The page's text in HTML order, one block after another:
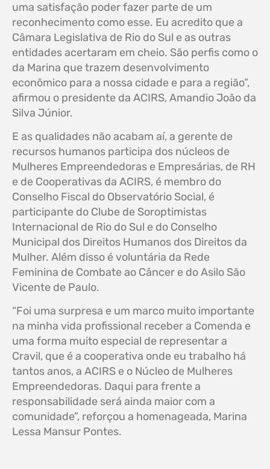
uma satisfação poder fazer parte de um
reconhecimento como esse. Eu acredito que a
Câmara Legislativa de Rio do Sul e as outras
entidades acertaram em cheio. São perfis como o
da Marina que trazem desenvolvimento
econômico para a nossa cidade e para a região”,
afirmou o presidente da ACIRS, Amandio João da
Silva Júnior.
E as qualidades não acabam aí, a gerente de
recursos humanos participa dos núcleos de
Mulheres Empreendedoras e Empresárias, de RH
e de Cooperativas da ACIRS, é membro do
Conselho Fiscal do Observatório Social, é
participante do Clube de Soroptimistas
Internacional de Rio do Sul e do Conselho
Municipal dos Direitos Humanos dos Direitos da
Mulher. Além disso é voluntária da Rede
Feminina de Combate ao Câncer e do Asilo São
Vicente de Paulo.
“Foi uma surpresa e um marco muito importante
na minha vida profissional receber a Comenda e
uma forma muito especial de representar a
Cravil, que é a cooperativa onde eu trabalho há
tantos anos, a ACIRS e o Núcleo de Mulheres
Empreendedoras. Daqui para frente a
responsabilidade será ainda maior com a
comunidade”, reforçou a homenageada, Marina
Lessa Mansur Pontes.